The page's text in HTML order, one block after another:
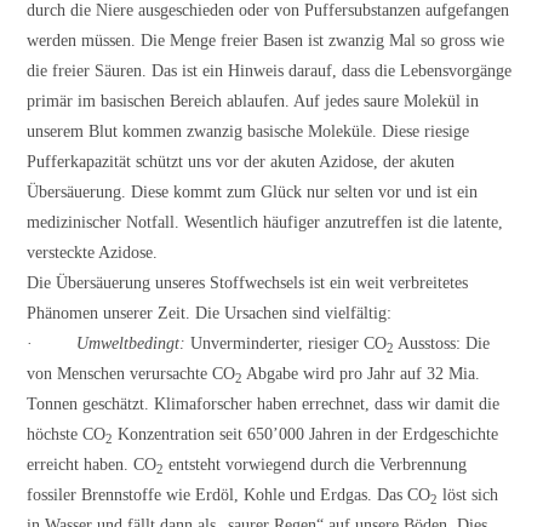
durch die Niere ausgeschieden oder von Puffersubstanzen aufgefangen
werden müssen. Die Menge freier Basen ist zwanzig Mal so gross wie
die freier Säuren. Das ist ein Hinweis darauf, dass die Lebensvorgänge
primär im basischen Bereich ablaufen. Auf jedes saure Molekül in
unserem Blut kommen zwanzig basische Moleküle. Diese riesige
Pufferkapazität schützt uns vor der akuten Azidose, der akuten
Übersäuerung. Diese kommt zum Glück nur selten vor und ist ein
medizinischer Notfall. Wesentlich häufiger anzutreffen ist die latente,
versteckte Azidose.
Die Übersäuerung unseres Stoffwechsels ist ein weit verbreitetes
Phänomen unserer Zeit. Die Ursachen sind vielfältig:
· Umweltbedingt: Unverminderter, riesiger CO2 Ausstoss: Die
von Menschen verursachte CO2 Abgabe wird pro Jahr auf 32 Mia.
Tonnen geschätzt. Klimaforscher haben errechnet, dass wir damit die
höchste CO2 Konzentration seit 650’000 Jahren in der Erdgeschichte
erreicht haben. CO2 entsteht vorwiegend durch die Verbrennung
fossiler Brennstoffe wie Erdöl, Kohle und Erdgas. Das CO2 löst sich